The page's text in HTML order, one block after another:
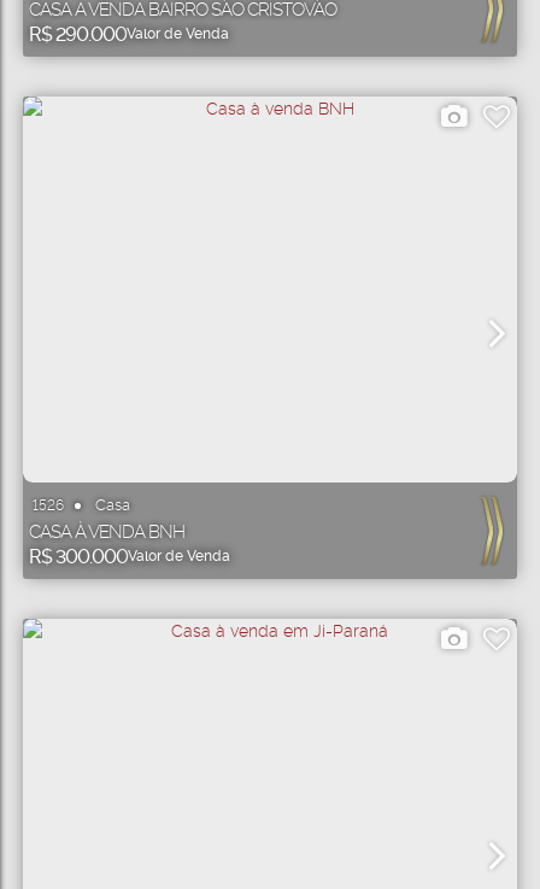
R$290.000Valor de Venda
CASA A VENDA BAIRRO SÃO CRISTOVÃO
1526 Casa
R$300.000Valor de Venda
CASA À VENDA BNH